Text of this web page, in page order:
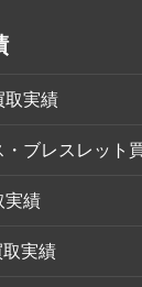
取実績
ブレスレット
実績
実績